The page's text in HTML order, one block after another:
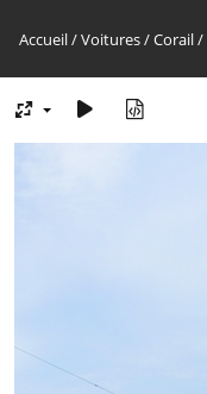
Accueil/Voitures/Corail/